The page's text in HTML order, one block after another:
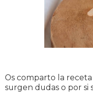
Os comparto la
surgen dudas o por si